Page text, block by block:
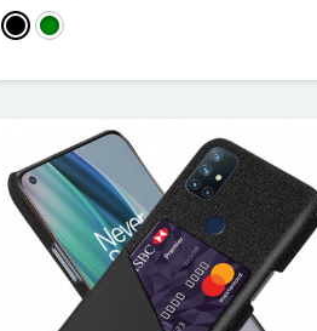
PretoVerde